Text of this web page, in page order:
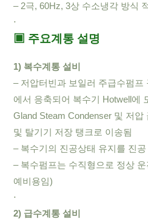
– 2극, 60Hz, 3상 수소냉각 방식
⋅
▣ 주요계통 설명
1) 복수계통 설비
– 저압터빈과 보일러 주급수펌프
에서 응축되어 복수기 Hotwell에
Gland Steam Condenser 및 저압
및 탈기기 저장 탱크로 이송됨
– 복수기의 진공상태 유지를 진공
– 복수펌프는 수직형으로 정상
예비용임)
⋅
2) 급수계통 설비